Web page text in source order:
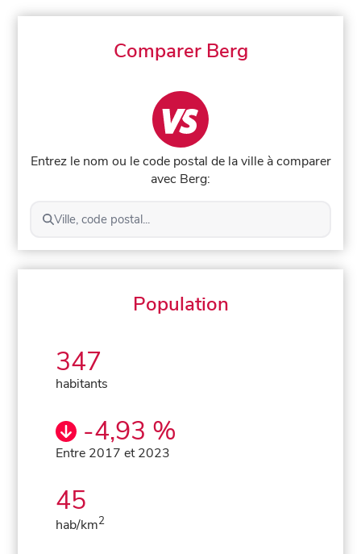
Comparer Berg
Entrez le nom ou le code postal de la ville à comparer
avec Berg:
Ville, code postal...
Population
347
habitants
-4,93 %
Entre 2017 et 2023
45
hab/km2